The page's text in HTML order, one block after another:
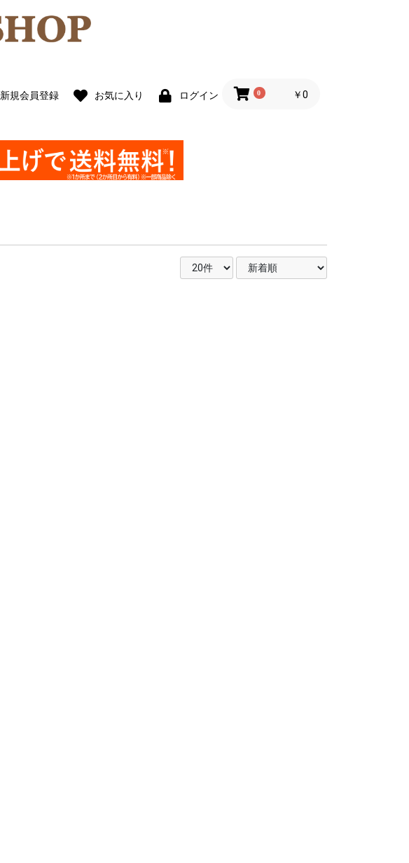
新規会員登録 お気に入り ログイン 0 ￥0